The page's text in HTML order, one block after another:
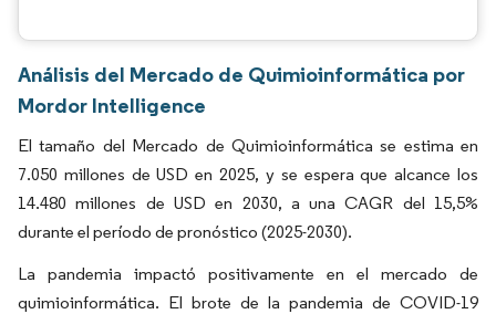
Análisis del Mercado de Quimioinformática por
Mordor Intelligence
El tamaño del Mercado de Quimioinformática se estima en
7.050 millones de USD en 2025, y se espera que alcance los
14.480 millones de USD en 2030, a una CAGR del 15,5%
durante el período de pronóstico (2025-2030).
La pandemia impactó positivamente en el mercado de
quimioinformática. El brote de la pandemia de COVID-19